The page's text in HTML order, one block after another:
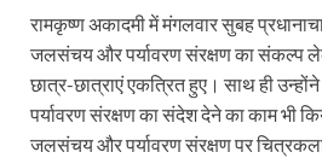
रामकृष्ण अकादमी में मंगलवार सुबह
जलसंचय और पर्यावरण संरक्षण का संकल्प
छात्र-छात्राएं एकत्रित हुए। साथ ही
पर्यावरण संरक्षण का संदेश देने का काम भी
जलसंचय और पर्यावरण संरक्षण पर